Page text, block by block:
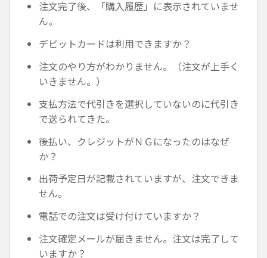
注文完了後、「購入履歴」に表示されていませ
ん。
デビットカードは利用できますか？
注文のやり方がわかりません。（注文が上手く
いきません。）
支払方法で代引きを選択していないのに代引き
で送られてきた。
後払い、クレジットがＮＧになったのはなぜ
か？
出荷予定日が記載されていますが、注文できま
せん。
電話での注文は受け付けていますか？
注文確定メールが届きません。注文は完了して
いますか？